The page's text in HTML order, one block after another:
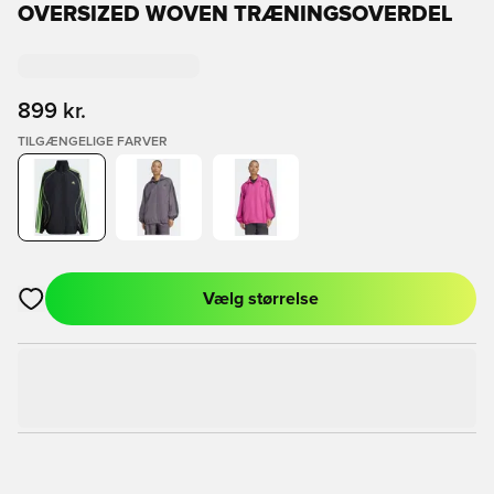
OVERSIZED WOVEN TRÆNINGSOVERDEL
899 kr.
TILGÆNGELIGE FARVER
Åbner en Modal til at logge ind eller tilmelde dig som medlem
Vælg størrelse